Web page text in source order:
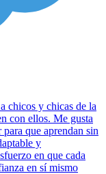
chicos y chicas de la
con ellos. Me gusta
que aprendan sin
y
en que cada
en sí mismo